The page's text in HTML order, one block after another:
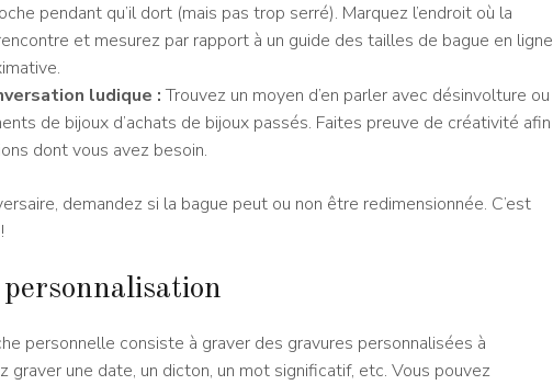
pendant qu’il dort (mais pas trop serré). Marquez l’endroit où la
et mesurez par rapport à un guide des tailles de bague en ligne
ludique :Trouvez un moyen d’en parler avec désinvolture ou
de bijoux d’achats de bijoux passés. Faites preuve de créativité afin
dont vous avez besoin.
demandez si la bague peut ou non être redimensionnée. C’est
personnelle consiste à graver des gravures personnalisées à
graver une date, un dicton, un mot significatif, etc. Vous pouvez